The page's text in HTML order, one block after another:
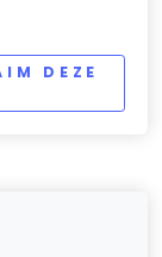
DEZE